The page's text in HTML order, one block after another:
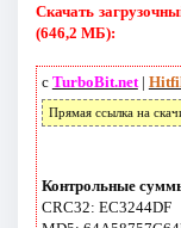
Скачать
(646,2 МБ):
с TurboBit.net|
Прямая ссылка на
Контрольные
CRC32: EC3244DF